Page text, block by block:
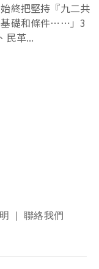
終把堅持『九二共
基礎和條件⋯⋯」3
民革...
聯絡我們